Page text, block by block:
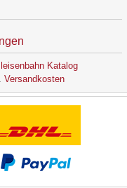
Katalog
Versandkosten